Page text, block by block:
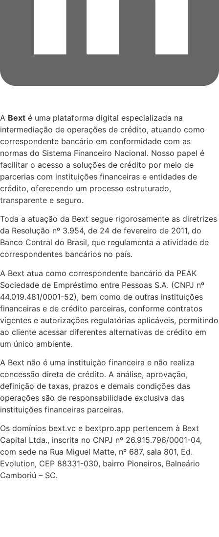
A Bext é uma plataforma digital especializada na
intermediação de operações de crédito, atuando como
correspondente bancário em conformidade com as
normas do Sistema Financeiro Nacional. Nosso papel é
facilitar o acesso a soluções de crédito por meio de
parcerias com instituições financeiras e entidades de
crédito, oferecendo um processo estruturado,
transparente e seguro.
Toda a atuação da Bext segue rigorosamente as diretrizes
da Resolução nº 3.954, de 24 de fevereiro de 2011, do
Banco Central do Brasil, que regulamenta a atividade de
correspondentes bancários no país.
A Bext atua como correspondente bancário da PEAK
Sociedade de Empréstimo entre Pessoas S.A. (CNPJ nº
44.019.481/0001-52), bem como de outras instituições
financeiras e de crédito parceiras, conforme contratos
vigentes e autorizações regulatórias aplicáveis, permitindo
ao cliente acessar diferentes alternativas de crédito em
um único ambiente.
A Bext não é uma instituição financeira e não realiza
concessão direta de crédito. A análise, aprovação,
definição de taxas, prazos e demais condições das
operações são de responsabilidade exclusiva das
instituições financeiras parceiras.
Os domínios bext.vc e bextpro.app pertencem à Bext
Capital Ltda., inscrita no CNPJ nº 26.915.796/0001-04,
com sede na Rua Miguel Matte, nº 687, sala 801, Ed.
Evolution, CEP 88331-030, bairro Pioneiros, Balneário
Camboriú – SC.